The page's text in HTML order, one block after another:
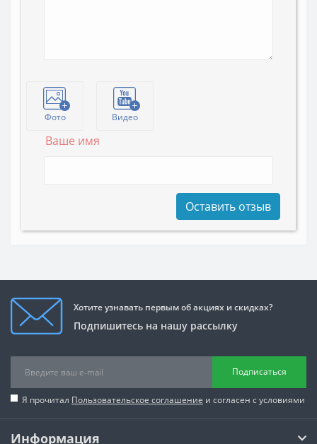
Фото Видео
Ваше имя
Оставить отзыв
Хотите узнавать первым об акциях и скидках?
Подпишитесь на нашу рассылку
Подписаться
Я прочитал Пользовательское соглашение и согласен с условиями
Информация